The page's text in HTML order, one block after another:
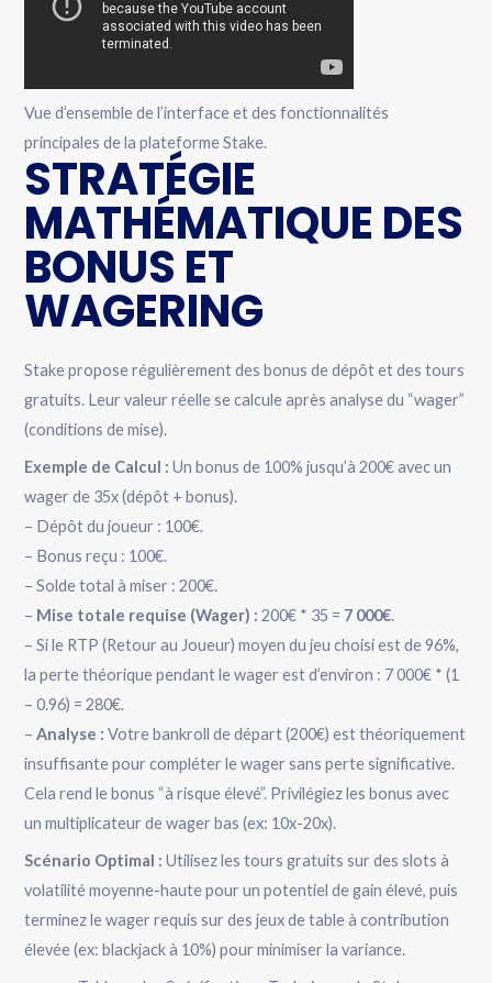
Vue d’ensemble de l’interface et des fonctionnalités
principales de la plateforme Stake.
STRATÉGIE
MATHÉMATIQUE DES
BONUS ET
WAGERING
Stake propose régulièrement des bonus de dépôt et des tours
gratuits. Leur valeur réelle se calcule après analyse du “wager”
(conditions de mise).
Exemple de Calcul : Un bonus de 100% jusqu’à 200€ avec un
wager de 35x (dépôt + bonus).
– Dépôt du joueur : 100€.
– Bonus reçu : 100€.
– Solde total à miser : 200€.
– Mise totale requise (Wager) : 200€ * 35 = 7 000€.
– Si le RTP (Retour au Joueur) moyen du jeu choisi est de 96%,
la perte théorique pendant le wager est d’environ : 7 000€ * (1
– 0.96) = 280€.
–Analyse : Votre bankroll de départ (200€) est théoriquement
insuffisante pour compléter le wager sans perte significative.
Cela rend le bonus “à risque élevé”. Privilégiez les bonus avec
un multiplicateur de wager bas (ex: 10x-20x).
Scénario Optimal : Utilisez les tours gratuits sur des slots à
volatilité moyenne-haute pour un potentiel de gain élevé, puis
terminez le wager requis sur des jeux de table à contribution
élevée (ex: blackjack à 10%) pour minimiser la variance.